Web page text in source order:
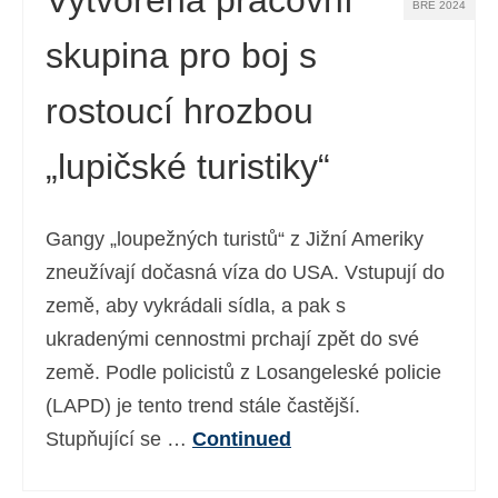
BŘE 2024
skupina pro boj s
rostoucí hrozbou
„lupičské turistiky“
Gangy „loupežných turistů“ z Jižní Ameriky
zneužívají dočasná víza do USA. Vstupují do
země, aby vykrádali sídla, a pak s
ukradenými cennostmi prchají zpět do své
země. Podle policistů z Losangeleské policie
(LAPD) je tento trend stále častější.
Stupňující se … Continued